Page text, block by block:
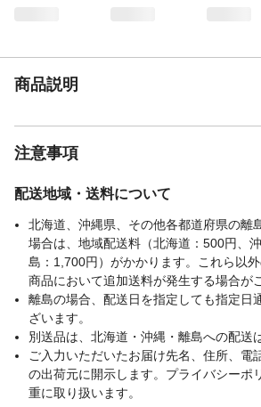
商品説明
注意事項
配送地域・送料について
北海道、沖縄県、その他各都道府県の離
場合は、地域配送料（北海道：500円、
島：1,700円）がかかります。これら以
商品において追加送料が発生する場合が
離島の場合、配送日を指定しても指定日
ざいます。
別送品は、北海道・沖縄・離島への配送
ご入力いただいたお届け先名、住所、電
の出荷元に開示します。プライバシーポ
重に取り扱います。